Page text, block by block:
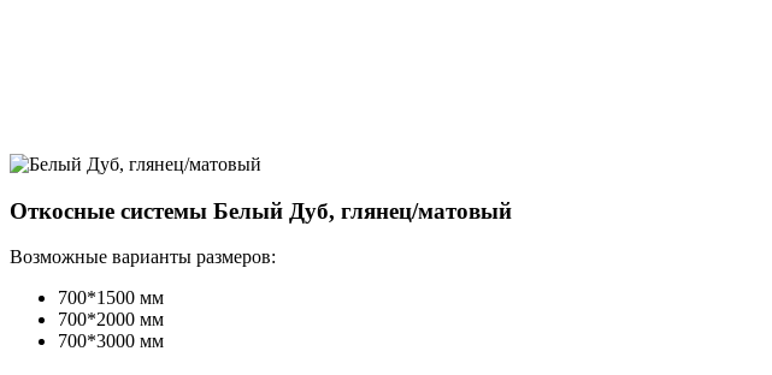
Откосные системы Белый Дуб, глянец/матовый
Возможные варианты размеров:
700*1500 мм
700*2000 мм
700*3000 мм